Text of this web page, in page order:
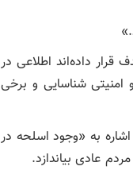
قرار داده‌اند اطلاعی در
شناسایی و برخی
به «وجود اسلحه در
عادی بیاندازد.